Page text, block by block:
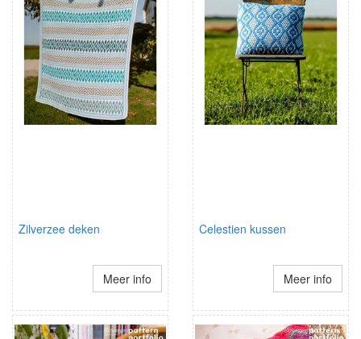
Zilverzee deken
Meer info
Celestien kussen
Meer info